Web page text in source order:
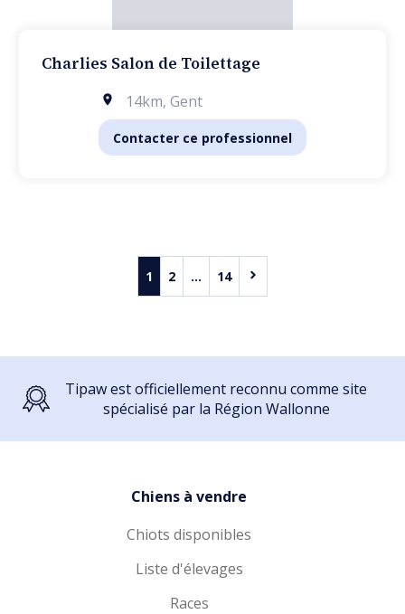
Charlies Salon de Toilettage
14km, Gent
Contacter ce professionnel
1 2 ... 14
Tipaw est officiellement reconnu comme site
spécialisé par la Région Wallonne
Chiens à vendre
Chiots disponibles
Liste d'élevages
Races